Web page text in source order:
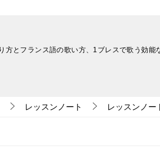
レッスンノート レッスンノー